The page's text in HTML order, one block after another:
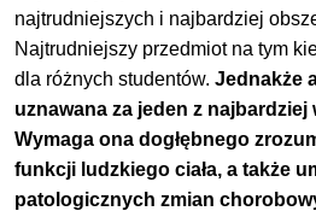
najtrudniejszych i najbardziej
Najtrudniejszy przedmiot na tym
dla różnych studentów.Jednakże
uznawana za jeden z najbardziej
Wymaga ona dogłębnego
funkcji ludzkiego ciała, a także
patologicznych zmian